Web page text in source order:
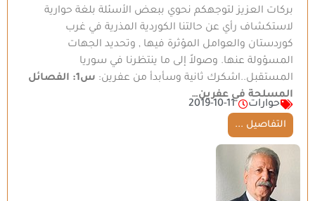
بركات العزيز لتوجهكم نحوي ببعض الأسئلة بلغة حوارية
لاستكشاف رأي عن حالتنا الكوردية المذرية في غرب
كوردستان والعوامل المؤثرة فيها , وتحديد الجهات
المسؤولة عنها. وصولاً إلى ما ينتظرنا في سوريا
المستقبل..اشكرك ثانية وسأبدأ من عفرين:
س1: الفصائل
المسلحة في عفرين…
حوارات
2019-10-11
التفاصيل ...